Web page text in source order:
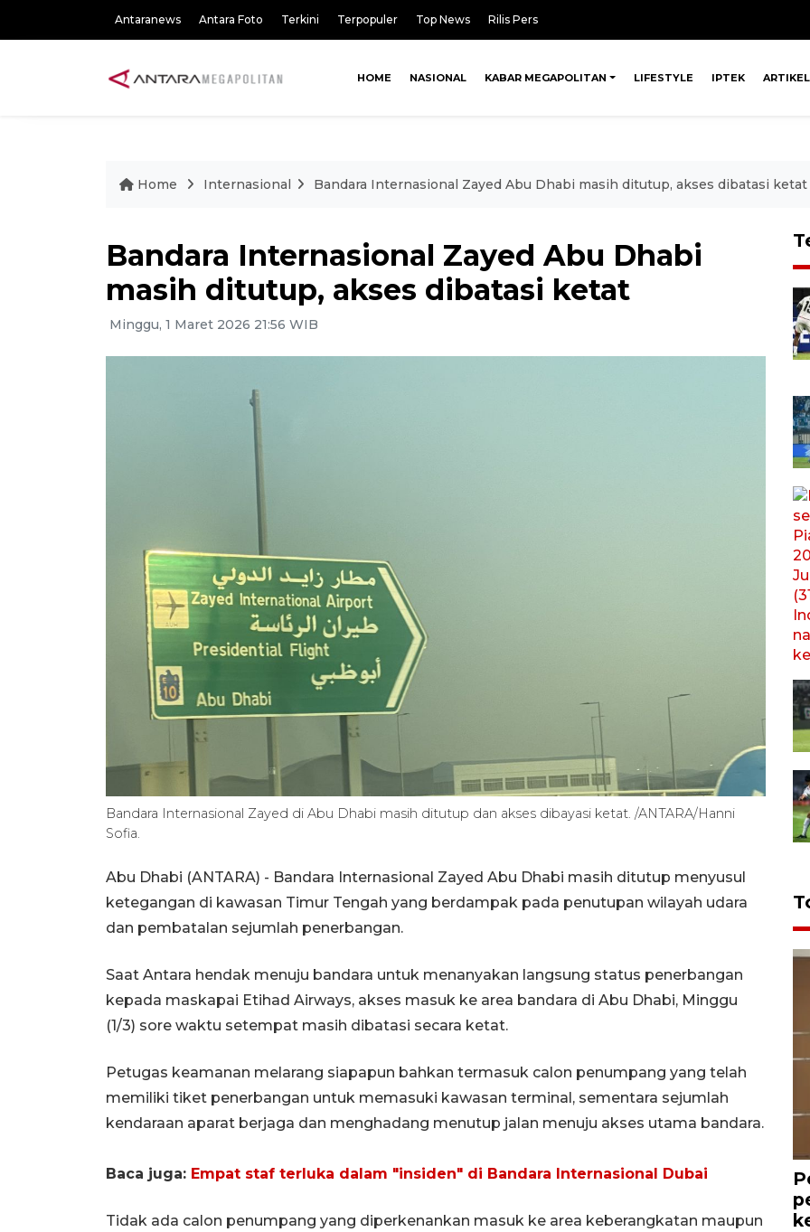
Antaranews Antara Foto Terkini Terpopuler Top News Rilis Pers
HOME NASIONAL KABAR MEGAPOLITAN LIFESTYLE IPTEK ARTIKEL
Home Internasional Bandara Internasional Zayed Abu Dhabi masih ditutup, akses dibatasi ketat
Bandara Internasional Zayed Abu Dhabi
masih ditutup, akses dibatasi ketat
Minggu, 1 Maret 2026 21:56 WIB
Bandara Internasional Zayed di Abu Dhabi masih ditutup dan akses dibayasi ketat. /ANTARA/Hanni
Sofia.
Abu Dhabi (ANTARA) - Bandara Internasional Zayed Abu Dhabi masih ditutup menyusul
ketegangan di kawasan Timur Tengah yang berdampak pada penutupan wilayah udara
dan pembatalan sejumlah penerbangan.
Saat Antara hendak menuju bandara untuk menanyakan langsung status penerbangan
kepada maskapai Etihad Airways, akses masuk ke area bandara di Abu Dhabi, Minggu
(1/3) sore waktu setempat masih dibatasi secara ketat.
Petugas keamanan melarang siapapun bahkan termasuk calon penumpang yang telah
memiliki tiket penerbangan untuk memasuki kawasan terminal, sementara sejumlah
kendaraan aparat berjaga dan menghadang menutup jalan menuju akses utama bandara.
Baca juga: Empat staf terluka dalam "insiden" di Bandara Internasional Dubai
Tidak ada calon penumpang yang diperkenankan masuk ke area keberangkatan maupun